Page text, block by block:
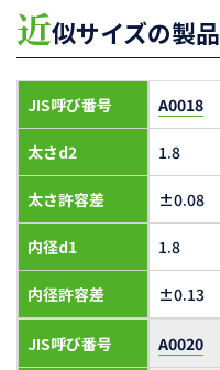
近似サイズの製品
JIS呼び番号
太さd2
太さ許容差
内径d1
内径許容差
A0018
1.8
±0.08
1.8
±0.13
JIS呼び番号 A0020